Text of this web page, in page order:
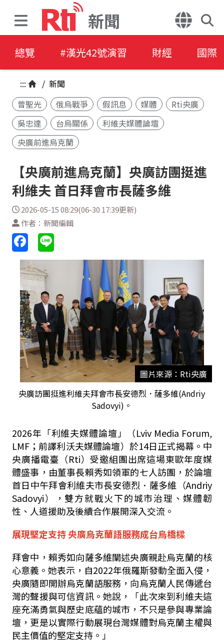
新聞
總覽 #漢光42號演習 財經 國際
::: / 新聞
曾聖光
俄烏戰爭 假訊息 媒體
Rti央廣
吳忠達
台烏關係
利維夫媒體論壇
央廣前進烏克蘭
【央廣前進烏克蘭】央廣訪團挺進
利維夫 首日拜會市長薩多維
2026-05-15 08:29(06-30 17:39更新)
作者：新聞編輯
圖片來源：Rti央廣
央廣訪團挺進利維夫拜會市長安德烈．薩多維(Andriy
Sadovyi)。
2026年「利維夫媒體論壇」（Lviv Media Forum,
LMF；前譯利沃夫媒體論壇）於14日正式揭幕。中
央廣播電臺（Rti）受邀組團出席這場東歐年度媒
體盛事，由董事長賴秀如領軍的七人訪團，於論壇
首日中午拜會利維夫市長安德烈．薩多維（Andriy
Sadovyi），雙方就戰火下的城市治理、媒體韌
性、人道援助及後續合作展開深入交流。
展現堅定支持央廣烏克蘭語服務成台烏橋樑
拜會中，賴秀如向薩多維闡述央廣親赴烏克蘭的核
心意義。她表示，自2022年俄羅斯發動全面入侵，
央廣隨即開辦烏克蘭語服務，向烏克蘭人民傳遞台
灣的聲援與可信資訊。她說，「此次來到利維夫這
座充滿勇氣與歷史底蘊的城市，不只是參與專業論
壇，更是以實際行動展現台灣媒體對烏克蘭主權與
民主價值的堅定支持。」